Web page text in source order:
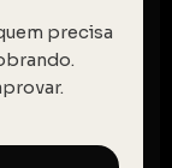
precisa